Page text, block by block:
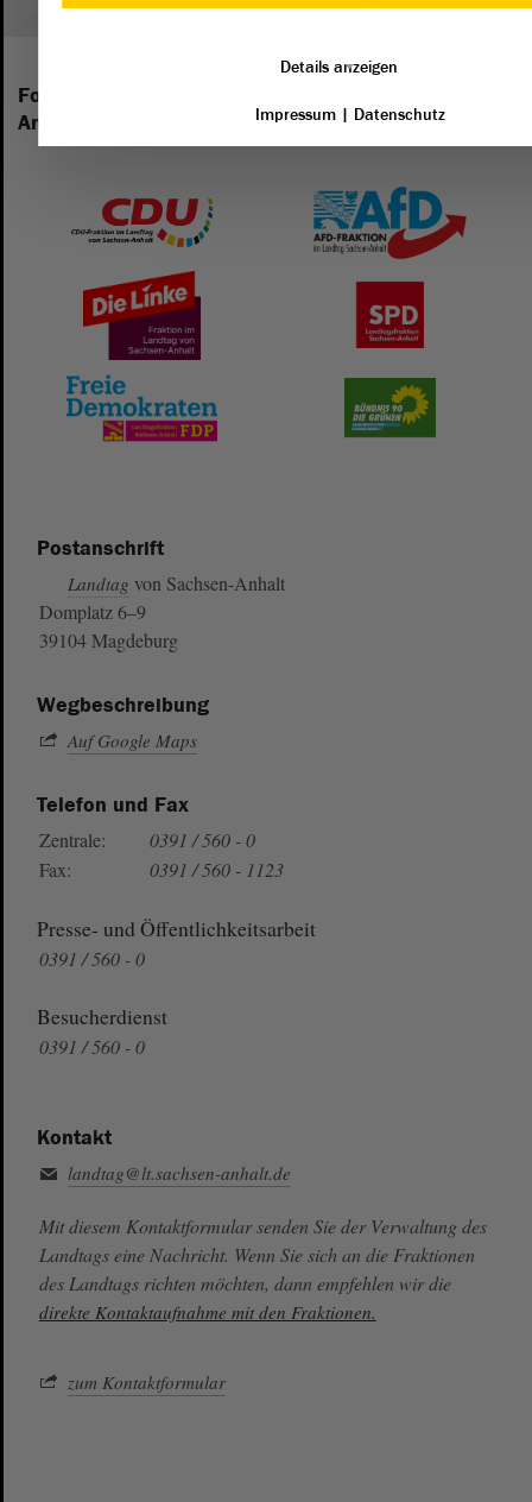
Folgende Fraktionen sind im Landtag von Sachsen-
Anhalt vertreten:
Postanschrift
Landtag von Sachsen-Anhalt
Domplatz 6–9
39104 Magdeburg
Wegbeschreibung
Auf Google Maps
Telefon und Fax
Zentrale:
0391 / 560 - 0
Fax:
0391 / 560 - 1123
Presse- und Öffentlichkeitsarbeit
0391 / 560 - 0
Besucherdienst
0391 / 560 - 0
Kontakt
landtag@lt.sachsen-anhalt.de
Mit diesem Kontaktformular senden Sie der Verwaltung des
Landtags eine Nachricht. Wenn Sie sich an die Fraktionen
des Landtags richten möchten, dann empfehlen wir die
direkte Kontaktaufnahme mit den Fraktionen.
zum Kontaktformular
Details anzeigen
Impressum | Datenschutz